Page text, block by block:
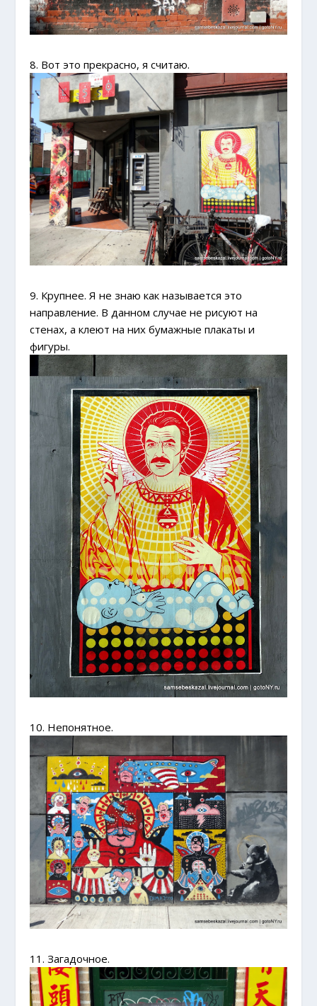
8. Вот это прекрасно, я считаю.
9. Крупнее. Я не знаю как называется это
направление. В данном случае не рисуют на
стенах, а клеют на них бумажные плакаты и
фигуры.
10. Непонятное.
11. Загадочное.